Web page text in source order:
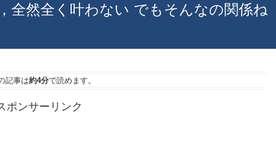
全然全く叶わない でもそんなの関係ね
記事は約4分で読めます。
ポンサーリンク